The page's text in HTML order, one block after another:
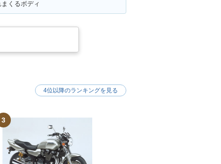
くるボディ
3
4位以降のランキングを見る